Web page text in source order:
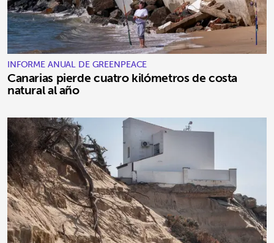
INFORME ANUAL DE GREENPEACE
Canarias pierde cuatro kilómetros de costa
natural al año